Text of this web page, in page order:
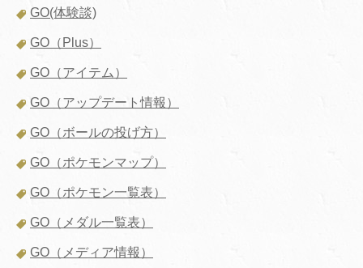
GO(体験談)
GO（Plus）
GO（アイテム）
GO（アップデート情報）
GO（ボールの投げ方）
GO（ポケモンマップ）
GO（ポケモン一覧表）
GO（メダル一覧表）
GO（メディア情報）